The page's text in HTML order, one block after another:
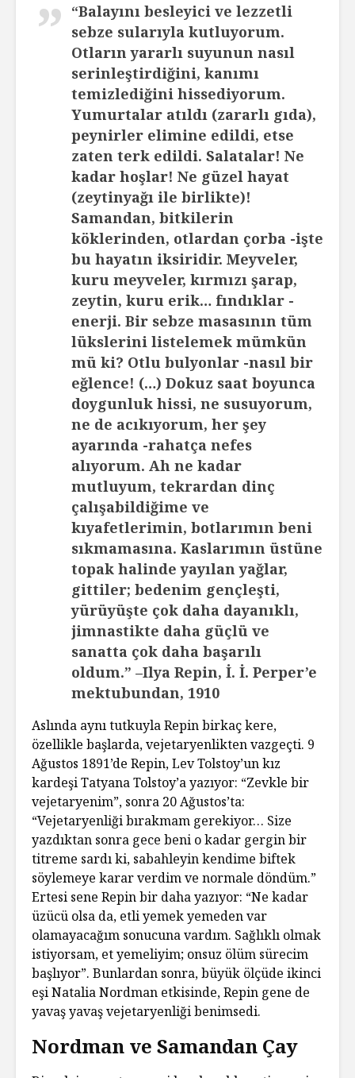
“Balayını besleyici ve lezzetli
sebze sularıyla kutluyorum.
Otların yararlı suyunun nasıl
serinleştirdiğini, kanımı
temizlediğini hissediyorum.
Yumurtalar atıldı (zararlı gıda),
peynirler elimine edildi, etse
zaten terk edildi. Salatalar! Ne
kadar hoşlar! Ne güzel hayat
(zeytinyağı ile birlikte)!
Samandan, bitkilerin
köklerinden, otlardan çorba -işte
bu hayatın iksiridir. Meyveler,
kuru meyveler, kırmızı şarap,
zeytin, kuru erik… fındıklar -
enerji. Bir sebze masasının tüm
lükslerini listelemek mümkün
mü ki? Otlu bulyonlar -nasıl bir
eğlence! (…) Dokuz saat boyunca
doygunluk hissi, ne susuyorum,
ne de acıkıyorum, her şey
ayarında -rahatça nefes
alıyorum. Ah ne kadar
mutluyum, tekrardan dinç
çalışabildiğime ve
kıyafetlerimin, botlarımın beni
sıkmamasına. Kaslarımın üstüne
topak halinde yayılan yağlar,
gittiler; bedenim gençleşti,
yürüyüşte çok daha dayanıklı,
jimnastikte daha güçlü ve
sanatta çok daha başarılı
oldum.” –Ilya Repin, İ. İ. Perper’e
mektubundan, 1910
Aslında aynı tutkuyla Repin birkaç kere,
özellikle başlarda, vejetaryenlikten vazgeçti. 9
Ağustos 1891’de Repin, Lev Tolstoy’un kız
kardeşi Tatyana Tolstoy’a yazıyor: “Zevkle bir
vejetaryenim”, sonra 20 Ağustos’ta:
“Vejetaryenliği bırakmam gerekiyor… Size
yazdıktan sonra gece beni o kadar gergin bir
titreme sardı ki, sabahleyin kendime biftek
söylemeye karar verdim ve normale döndüm.”
Ertesi sene Repin bir daha yazıyor: “Ne kadar
üzücü olsa da, etli yemek yemeden var
olamayacağım sonucuna vardım. Sağlıklı olmak
istiyorsam, et yemeliyim; onsuz ölüm sürecim
başlıyor”. Bunlardan sonra, büyük ölçüde ikinci
eşi Natalia Nordman etkisinde, Repin gene de
yavaş yavaş vejetaryenliği benimsedi.
Nordman ve Samandan Çay